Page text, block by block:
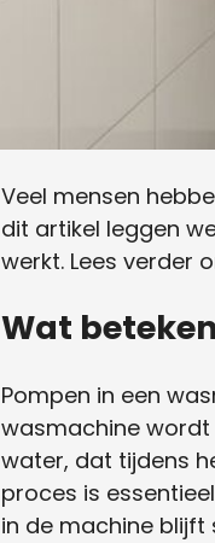
Veel mensen
dit artikel leggen
werkt. Lees verder
Wat
Pompen in een
wasmachine
water, dat tijdens
proces is
in de machine